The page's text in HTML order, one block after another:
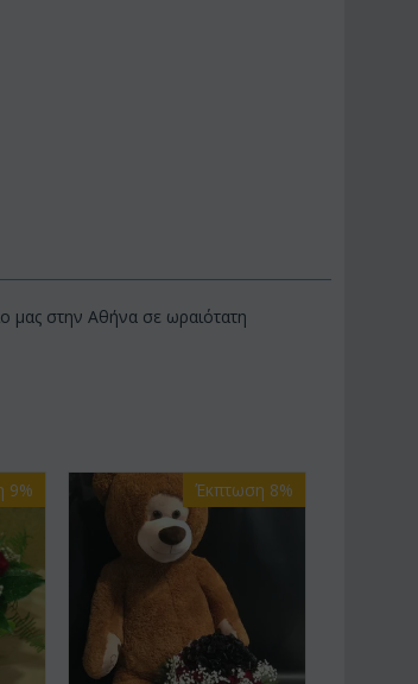
μας στην Αθήνα σε ωραιότατη
9% Έκπτωση 8%